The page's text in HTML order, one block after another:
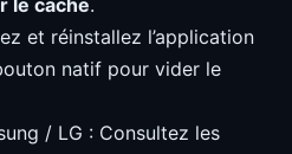
et réinstallez l’application
natif pour vider le
/ LG : Consultez les